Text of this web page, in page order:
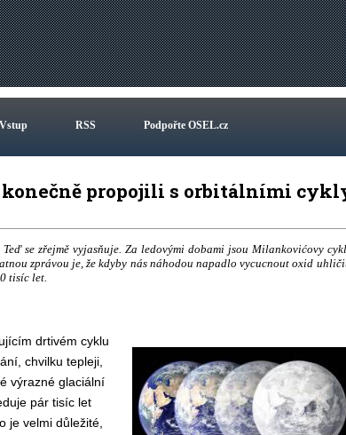
Vstup RSS Podpořte OSEL.cz
konečně propojili s orbitálními
se zřejmě vyjasňuje. Za ledovými dobami jsou Milankovićovy
zprávou je, že kdyby nás náhodou napadlo vycucnout oxid
tisíc let.
drtivém cyklu
chvilku tepleji,
výrazné glaciální
pár tisíc let
je velmi důležité,